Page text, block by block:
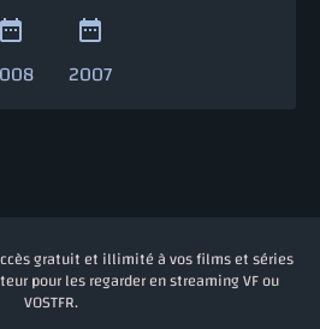
2007
gratuit et illimité à vos films et séries
pour les regarder en streaming VF ou
VOSTFR.